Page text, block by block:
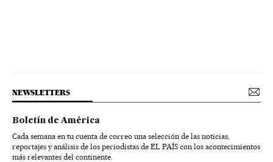
NEWSLETTERS
Boletín de América
Cada semana en tu cuenta de correo una selección de las noticias,
reportajes y análisis de los periodistas de EL PAÍS con los acontecimientos
más relevantes del continente.